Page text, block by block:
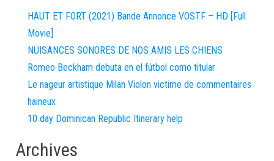
HAUT ET FORT (2021) Bande Annonce VOSTF – HD [Full
Movie]
NUISANCES SONORES DE NOS AMIS LES CHIENS
Romeo Beckham debuta en el fútbol como titular
Le nageur artistique Milan Violon victime de commentaires
haineux
10 day Dominican Republic Itinerary help
Archives